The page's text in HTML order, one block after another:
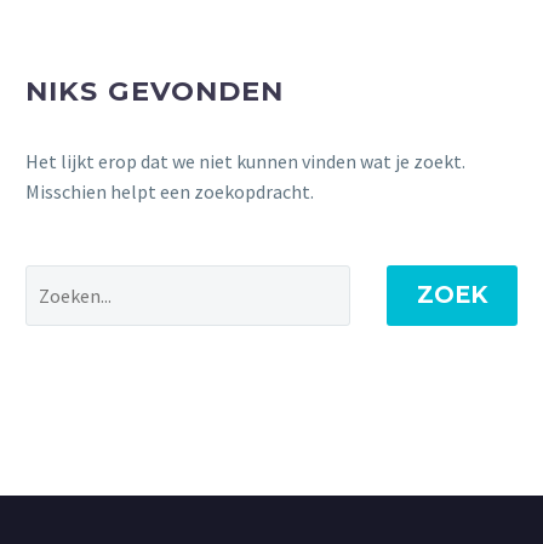
NIKS GEVONDEN
Het lijkt erop dat we niet kunnen vinden wat je zoekt.
Misschien helpt een zoekopdracht.
ZOEK